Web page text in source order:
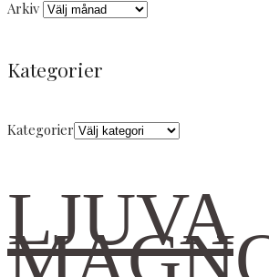
Arkiv
Kategorier
Kategorier
LJUVA